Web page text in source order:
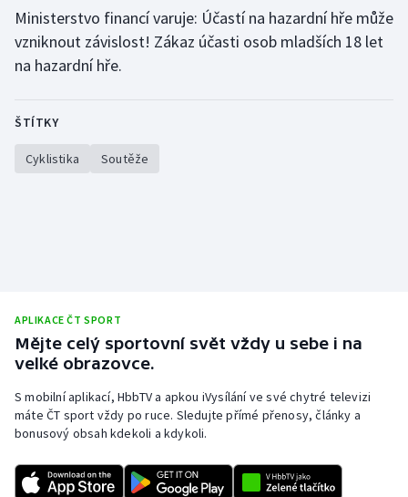
Stolní tenis
Triatlon
Vodní slalom
Ministerstvo financí varuje: Účastí na hazardní hře může
vzniknout závislost! Zákaz účasti osob mladších 18 let
na hazardní hře.
ŠTÍTKY
Cyklistika Soutěže
APLIKACE ČT SPORT
Mějte celý sportovní svět vždy u sebe i na
velké obrazovce.
S mobilní aplikací, HbbTV a apkou iVysílání ve své chytré televizi
máte ČT sport vždy po ruce. Sledujte přímé přenosy, články a
bonusový obsah kdekoli a kdykoli.